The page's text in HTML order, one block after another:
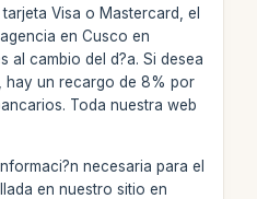
Visa o Mastercard, el
en Cusco en
al cambio del d?a. Si desea
hay un recargo de 8% por
Toda nuestra web
necesaria para el
en nuestro sitio en